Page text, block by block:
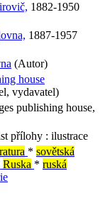
1882-1950
1887-1957
(Autor)
house
vydavatel)
publishing house,
přílohy : ilustrace
* sovětská
Ruska * ruská